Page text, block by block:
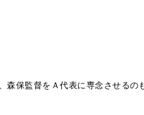
保監督をＡ代表に専念させるの